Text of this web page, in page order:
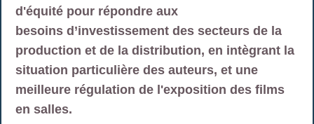
d'équité pour répondre aux
besoins d’investissement des secteurs de la
production et de la distribution, en intègrant la
situation particulière des auteurs, et une
meilleure régulation de l'exposition des films
en salles.